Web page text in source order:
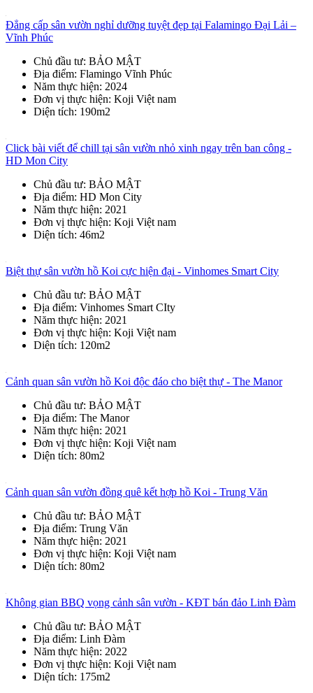
Đẳng cấp sân vườn nghỉ dưỡng tuyệt đẹp tại Falamingo Đại Lải –
Vĩnh Phúc
Chủ đầu tư: BẢO MẬT
Địa điểm: Flamingo Vĩnh Phúc
Năm thực hiện: 2024
Đơn vị thực hiện: Koji Việt nam
Diện tích: 190m2
Click bài viết để chill tại sân vườn nhỏ xinh ngay trên ban công -
HD Mon City
Chủ đầu tư: BẢO MẬT
Địa điểm: HD Mon City
Năm thực hiện: 2021
Đơn vị thực hiện: Koji Việt nam
Diện tích: 46m2
Biệt thự sân vườn hồ Koi cực hiện đại - Vinhomes Smart City
Chủ đầu tư: BẢO MẬT
Địa điểm: Vinhomes Smart CIty
Năm thực hiện: 2021
Đơn vị thực hiện: Koji Việt nam
Diện tích: 120m2
Cảnh quan sân vườn hồ Koi độc đáo cho biệt thự - The Manor
Chủ đầu tư: BẢO MẬT
Địa điểm: The Manor
Năm thực hiện: 2021
Đơn vị thực hiện: Koji Việt nam
Diện tích: 80m2
Cảnh quan sân vườn đồng quê kết hợp hồ Koi - Trung Văn
Chủ đầu tư: BẢO MẬT
Địa điểm: Trung Văn
Năm thực hiện: 2021
Đơn vị thực hiện: Koji Việt nam
Diện tích: 80m2
Không gian BBQ vọng cảnh sân vườn - KĐT bán đảo Linh Đàm
Chủ đầu tư: BẢO MẬT
Địa điểm: Linh Đàm
Năm thực hiện: 2022
Đơn vị thực hiện: Koji Việt nam
Diện tích: 175m2